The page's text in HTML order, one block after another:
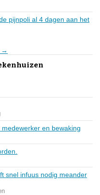
pijnpoli al 4 dagen aan het
→
en bewaking
snel infuus nodig meander